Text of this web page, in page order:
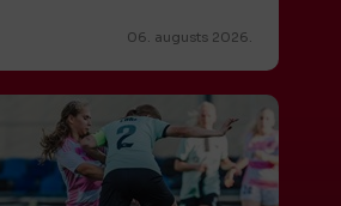
06. augusts 2026.